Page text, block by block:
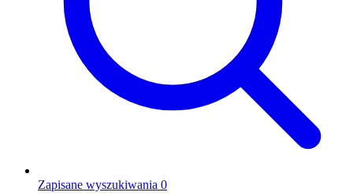
Zapisane wyszukiwania 0